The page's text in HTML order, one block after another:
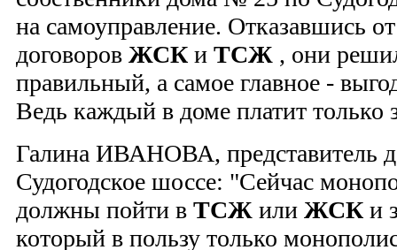
на самоуправление. Отказавшись
договоров ЖСК и ТСЖ , они
правильный, а самое главное -
Ведь каждый в доме платит только
Галина ИВАНОВА, представитель
Судогодское шоссе: "Сейчас
должны пойти в ТСЖ или ЖСК и
который в пользу только